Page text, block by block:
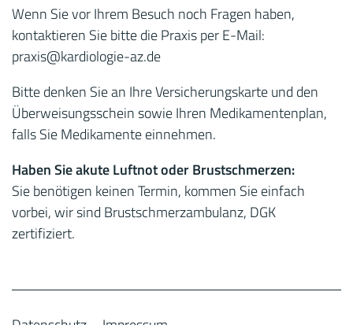
Wenn Sie vor Ihrem Besuch noch Fragen haben,
kontaktieren Sie bitte die Praxis per E-Mail:
praxis@kardiologie-az.de
Bitte denken Sie an Ihre Versicherungskarte und den
Überweisungsschein sowie Ihren Medikamentenplan,
falls Sie Medikamente einnehmen.
Haben Sie akute Luftnot oder Brustschmerzen:
Sie benötigen keinen Termin, kommen Sie einfach
vorbei, wir sind Brustschmerzambulanz, DGK
zertifiziert.